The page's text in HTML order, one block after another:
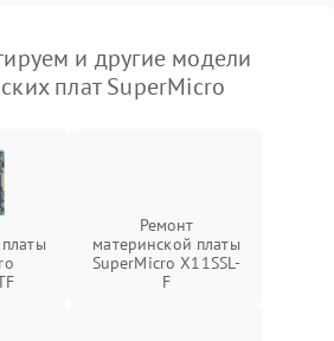
и другие модели
плат SuperMicro
Ремонт
материнской платы
SuperMicro X11SSL-
F